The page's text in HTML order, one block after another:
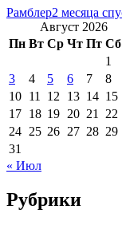
Рамблер2 месяца
Август 2026
Пн Вт Ср Чт Пт Сб
1
3
4 5 6 7 8
10 11 12 13 14 15
17 18 19 20 21 22
24 25 26 27 28 29
31
« Июл
Рубрики